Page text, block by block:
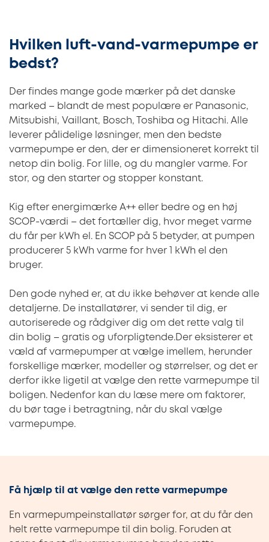
Hvilken luft-vand-varmepumpe er
bedst?
Der findes mange gode mærker på det danske
marked – blandt de mest populære er Panasonic,
Mitsubishi, Vaillant, Bosch, Toshiba og Hitachi. Alle
leverer pålidelige løsninger, men den bedste
varmepumpe er den, der er dimensioneret korrekt til
netop din bolig. For lille, og du mangler varme. For
stor, og den starter og stopper konstant.
Kig efter energimærke A++ eller bedre og en høj
SCOP-værdi – det fortæller dig, hvor meget varme
du får per kWh el. En SCOP på 5 betyder, at pumpen
producerer 5 kWh varme for hver 1 kWh el den
bruger.
Den gode nyhed er, at du ikke behøver at kende alle
detaljerne. De installatører, vi sender til dig, er
autoriserede og rådgiver dig om det rette valg til
din bolig – gratis og uforpligtende.Der eksisterer et
væld af varmepumper at vælge imellem, herunder
forskellige mærker, modeller og størrelser, og det er
derfor ikke ligetil at vælge den rette varmepumpe til
boligen. Nedenfor kan du læse mere om faktorer,
du bør tage i betragtning, når du skal vælge
varmepumpe.
Få hjælp til at vælge den rette varmepumpe
En varmepumpeinstallatør sørger for, at du får den
helt rette varmepumpe til din bolig. Foruden at